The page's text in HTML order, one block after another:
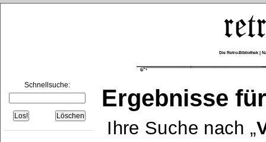
Die Retro-Bibliothek |
Schnellsuche: Ergebnisse
Ihre Suche nach